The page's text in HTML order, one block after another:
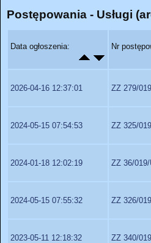
Postępowania - Usługi
Data ogłoszenia: Nr
2026-04-16 12:37:01 ZZ 279/
2024-05-15 07:54:53 ZZ 325/
2024-01-18 12:02:19 ZZ 36/
2024-05-15 07:55:32 ZZ 326/
2023-05-11 12:18:32 ZZ 340/